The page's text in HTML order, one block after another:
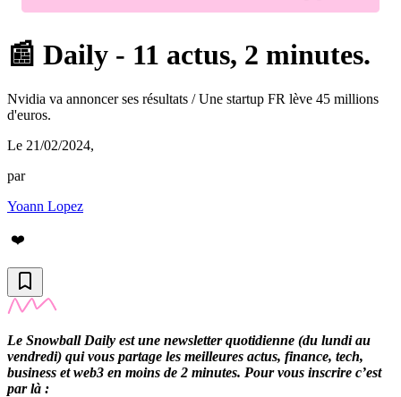
📰 Daily - 11 actus, 2 minutes.
Nvidia va annoncer ses résultats / Une startup FR lève 45 millions
d'euros.
Le 21/02/2024,
par
Yoann Lopez
❤️
Le Snowball Daily est une newsletter quotidienne (du lundi au
vendredi) qui vous partage les meilleures actus, finance, tech,
business et web3 en moins de 2 minutes. Pour vous inscrire c’est
par là :